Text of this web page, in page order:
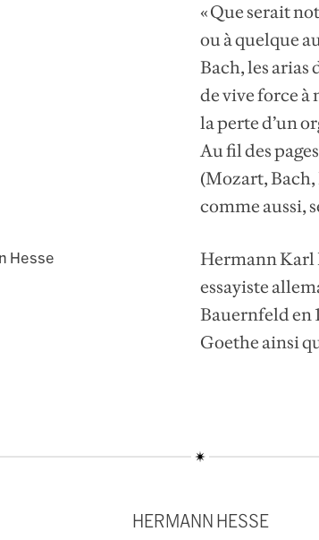
« Que serait
ou à quelque
Bach, les arias
de vive force
la perte d’un
Au fil des
(Mozart,
comme aussi,
Hesse
Hermann Karl
essayiste
Bauernfeld en
Goethe ainsi
HERMANN HESSE